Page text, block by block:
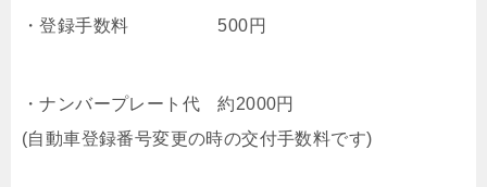
・登録手数料 500円
・ナンバープレート代 約2000円
(自動車登録番号変更の時の交付手数料です)